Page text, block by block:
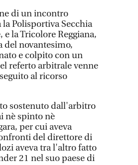
di un incontro
Polisportiva Secchia
la Tricolore Reggiana,
novantesimo,
e colpito con un
referto arbitrale venne
al ricorso
sostenuto dall'arbitro
nè spinto nè
per cui aveva
del direttore di
aveva tra l'altro fatto
21 nel suo paese di